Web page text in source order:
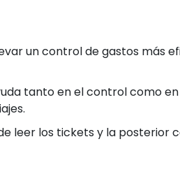
un control de gastos más
tanto en el control como
leer los tickets y la posterior